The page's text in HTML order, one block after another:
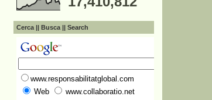
Cerca || Busca || Search
www.responsabilitatglobal.com
Web
www.collaboratio.net